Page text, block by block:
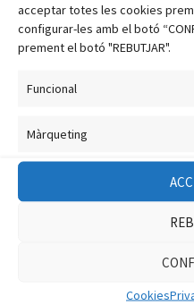
acceptar totes les cookies
configurar-les amb el botó
prement el botó "REBUTJAR".
Funcional
Màrqueting
Cookies
maig 2025
abril 2025
gener 2025
desembre 2024